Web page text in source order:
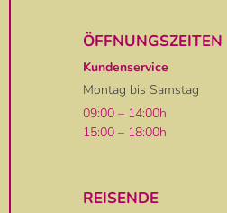
ÖFFNUNGSZEITEN
Kundenservice
Montag bis Samstag
09:00 – 14:00h
15:00 – 18:00h
REISENDE